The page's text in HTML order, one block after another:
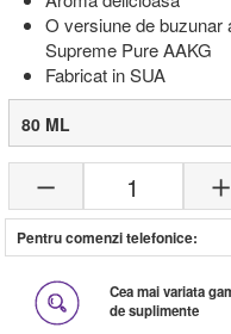
O versiune de buzunar
Supreme Pure AAKG
Fabricat in SUA
80 ML
1
Pentru comenzi telefonice:
Cea mai variata
de suplimente